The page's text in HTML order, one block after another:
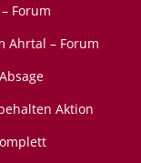
Forum
Ahrtal – Forum
Aktion